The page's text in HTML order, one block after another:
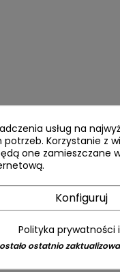
usług na
Korzystanie z
one zamieszczane
Konfiguruj
Polityka prywatności
ostatnio